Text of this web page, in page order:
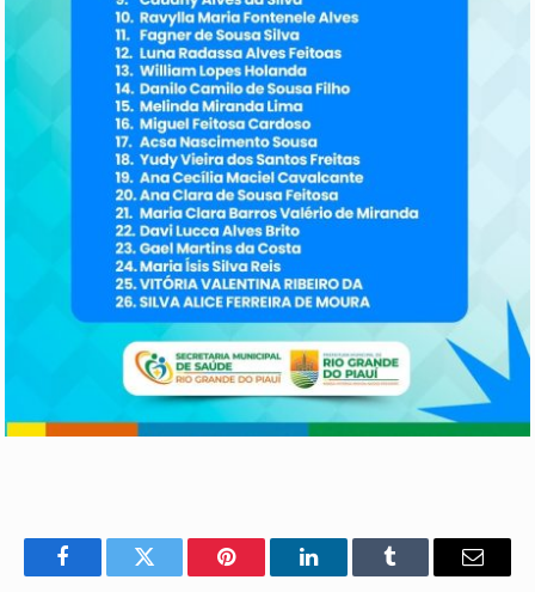
FacebookTwitter Pinterest LinkedInTumblr E-